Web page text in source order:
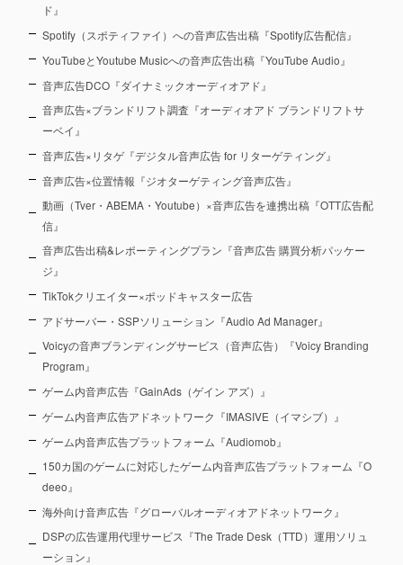
ド』
Spotify（スポティファイ）への音声広告出稿『Spotify広告配信』
YouTubeとYoutube Musicへの音声広告出稿『YouTube Audio』
音声広告DCO『ダイナミックオーディオアド』
音声広告×ブランドリフト調査『オーディオアド ブランドリフトサ
ーベイ』
音声広告×リタゲ『デジタル音声広告 for リターゲティング』
音声広告×位置情報『ジオターゲティング音声広告』
動画（Tver・ABEMA・Youtube）×音声広告を連携出稿『OTT広告配
信』
音声広告出稿&レポーティングプラン『音声広告 購買分析パッケー
ジ』
TikTokクリエイター×ポッドキャスター広告
アドサーバー・SSPソリューション『Audio Ad Manager』
Voicyの音声ブランディングサービス（音声広告）『Voicy Branding
Program』
ゲーム内音声広告『GainAds（ゲイン アズ）』
ゲーム内音声広告アドネットワーク『IMASIVE（イマシブ）』
ゲーム内音声広告プラットフォーム『Audiomob』
150カ国のゲームに対応したゲーム内音声広告プラットフォーム『O
deeo』
海外向け音声広告『グローバルオーディオアドネットワーク』
DSPの広告運用代理サービス『The Trade Desk（TTD）運用ソリュ
ーション』